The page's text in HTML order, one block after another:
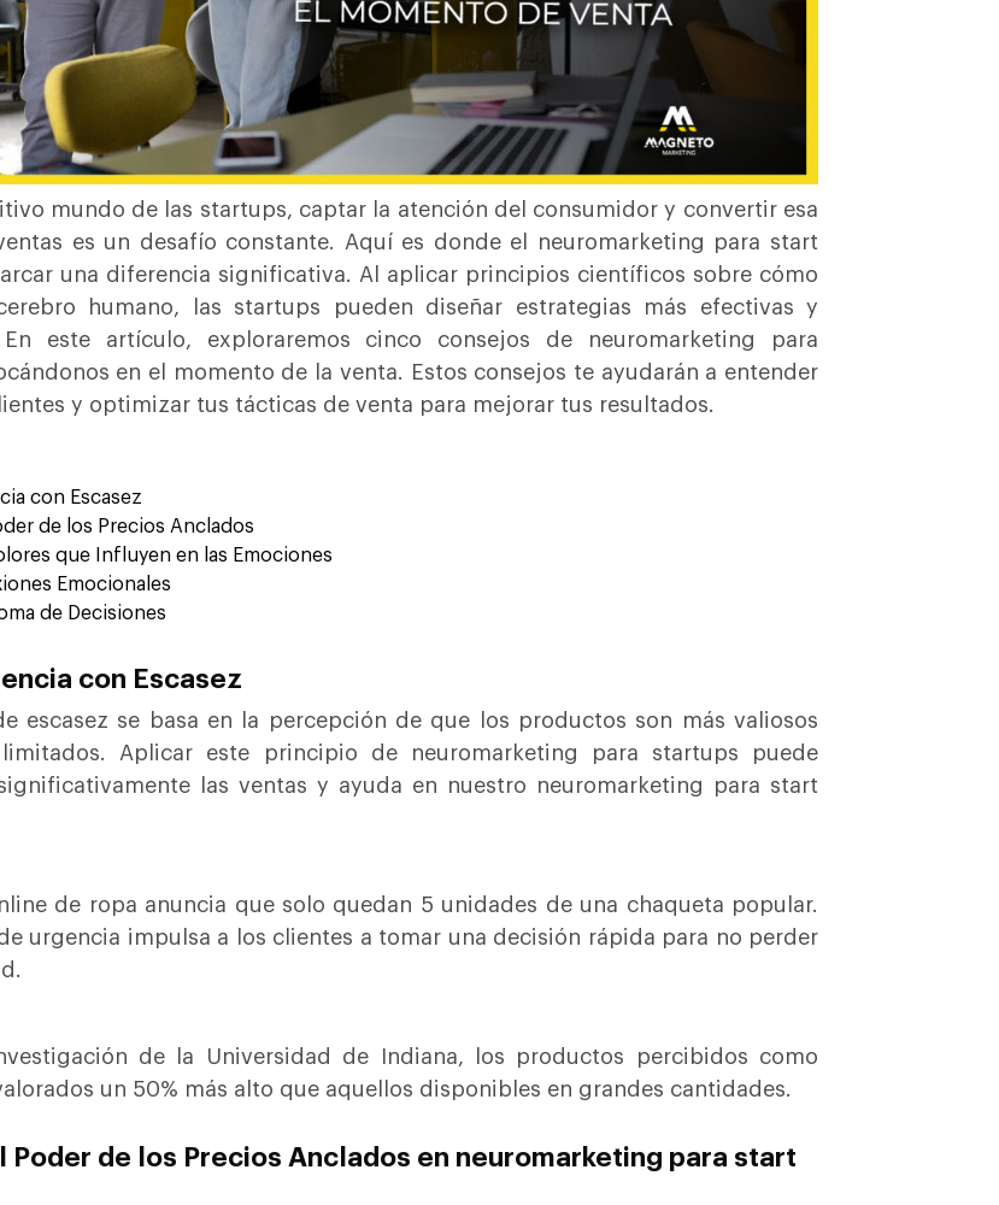
mundo de las startups, captar la atención del consumidor y convertir esa
es un desafío constante. Aquí es donde el neuromarketing para start
una diferencia significativa. Al aplicar principios científicos sobre cómo
humano, las startups pueden diseñar estrategias más efectivas y
En este artículo, exploraremos cinco consejos de neuromarketing para
en el momento de la venta. Estos consejos te ayudarán a entender
y optimizar tus tácticas de venta para mejorar tus resultados.
con Escasez
de los Precios Anclados
que Influyen en las Emociones
Emocionales
de Decisiones
con Escasez
escasez se basa en la percepción de que los productos son más valiosos
Aplicar este principio de neuromarketing para startups puede
las ventas y ayuda en nuestro neuromarketing para start
de ropa anuncia que solo quedan 5 unidades de una chaqueta popular.
urgencia impulsa a los clientes a tomar una decisión rápida para no perder
de la Universidad de Indiana, los productos percibidos como
un 50% más alto que aquellos disponibles en grandes cantidades.
Poder de los Precios Anclados en neuromarketing para start